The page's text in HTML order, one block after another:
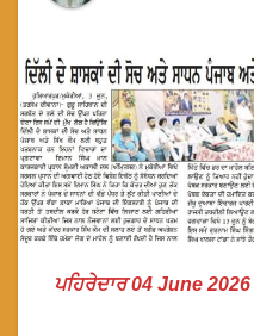
ਪਹਿਰੇਦਾਰ 04 June 2026